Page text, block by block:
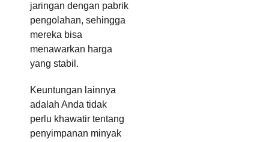
jaringan dengan pabrik
pengolahan, sehingga
mereka bisa
menawarkan harga
yang stabil.
Keuntungan lainnya
adalah Anda tidak
perlu khawatir tentang
penyimpanan minyak